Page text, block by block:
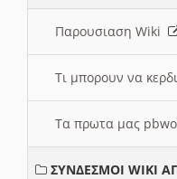
Παρουσιαση Wiki
Τι μπορουν να
Τα πρωτα μας
ΣΥΝΔΕΣΜΟΙ WIKI